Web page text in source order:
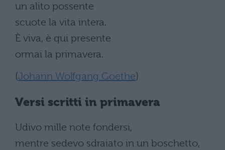
un alito possente
scuote la vita intera.
È viva, è qui presente
ormai la primavera.
(Johann Wolfgang Goethe)
Versi scritti in primavera
Udivo mille note fondersi,
mentre sedevo sdraiato in un boschetto,